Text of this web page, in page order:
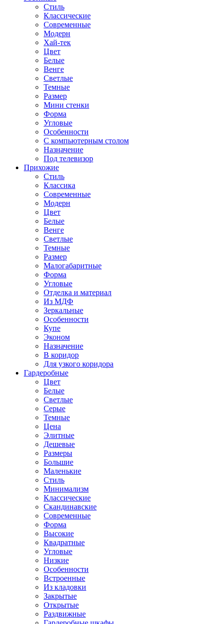
Стиль
Классические
Современные
Модерн
Хай-тек
Цвет
Белые
Венге
Светлые
Темные
Размер
Мини стенки
Форма
Угловые
Особенности
С компьютерным столом
Назначение
Под телевизор
Прихожие
Стиль
Классика
Современные
Модерн
Цвет
Белые
Венге
Светлые
Темные
Размер
Малогабаритные
Форма
Угловые
Отделка и материал
Из МДФ
Зеркальные
Особенности
Купе
Эконом
Назначение
В коридор
Для узкого коридора
Гардеробные
Цвет
Белые
Светлые
Серые
Темные
Цена
Элитные
Дешевые
Размеры
Большие
Маленькие
Стиль
Минимализм
Классические
Скандинавские
Современные
Форма
Высокие
Квадратные
Угловые
Низкие
Особенности
Встроенные
Из кладовки
Закрытые
Открытые
Раздвижные